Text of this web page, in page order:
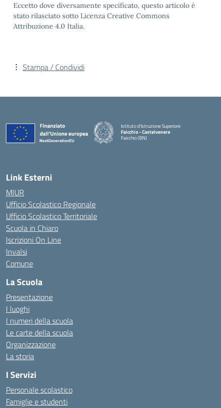
Eccetto dove diversamente specificato, questo articolo è
stato rilasciato sotto Licenza Creative Commons
Attribuzione 4.0 Italia.
Stampa / Condividi
Istituto d'Istruzione Superiore
Faicchio - Castelvenere
Faicchio (BN)
Link Esterni
MIUR
Ufficio Scolastico Regionale
Ufficio Scolastico Territoriale
Scuola in Chiaro
Iscrizioni On Line
Invalsi
Comune
La Scuola
Presentazione
I luoghi
I numeri della scuola
Le carte della scuola
Organizzazione
La storia
I Servizi
Personale scolastico
Famiglie e studenti